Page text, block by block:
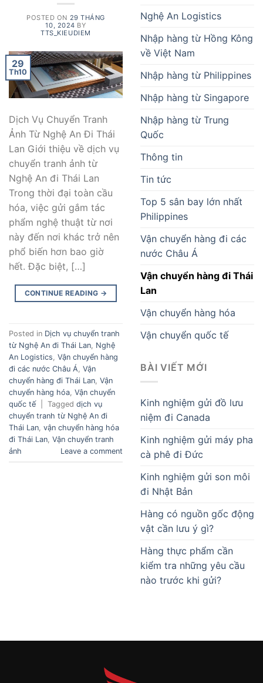
POSTED ON 29 THÁNG
10, 2024 BY
TTS_KIEUDIEM
29
Th10
Dịch Vụ Chuyển Tranh
Ảnh Từ Nghệ An Đi Thái
Lan Giới thiệu về dịch vụ
chuyển tranh ảnh từ
Nghệ An đi Thái Lan
Trong thời đại toàn cầu
hóa, việc gửi gắm tác
phẩm nghệ thuật từ nơi
này đến nơi khác trở nên
phổ biến hơn bao giờ
hết. Đặc biệt, […]
CONTINUE READING →
Posted in Dịch vụ chuyển tranh
từ Nghệ An đi Thái Lan Nghệ
An Logistics Vận chuyển hàng
đi các nước Châu Á Vận
chuyển hàng đi Thái Lan Vận
chuyển hàng hóa Vận chuyển
quốc tế
Tagged dịch vụ
chuyển tranh từ Nghệ An đi
Thái Lan vận chuyển hàng hóa
đi Thái Lan Vận chuyển tranh
ảnh
Leave a comment
Nghệ An Logistics
Nhập hàng từ Hồng Kông
về Việt Nam
Nhập hàng từ Philippines
Nhập hàng từ Singapore
Nhập hàng từ Trung
Quốc
Thông tin
Tin tức
Top 5 sân bay lớn nhất
Philippines
Vận chuyển hàng đi các
nước Châu Á
Vận chuyển hàng đi Thái
Lan
Vận chuyển hàng hóa
Vận chuyển quốc tế
BÀI VIẾT MỚI
Kinh nghiệm gửi đồ lưu
niệm đi Canada
Kinh nghiệm gửi máy pha
cà phê đi Đức
Kinh nghiệm gửi son môi
đi Nhật Bản
Hàng có nguồn gốc động
vật cần lưu ý gì?
Hàng thực phẩm cần
kiểm tra những yêu cầu
nào trước khi gửi?